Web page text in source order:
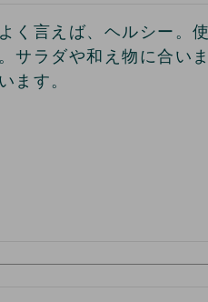
く言えば、ヘルシー。
サラダや和え物に合い
ます。